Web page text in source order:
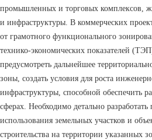
промышленных и торговых комплексов,
и инфраструктуры. В коммерческих
от грамотного функционального
технико-экономических показателей
предусмотреть дальнейшее
зоны, создать условия для роста
инфраструктуры, способной обеспечить
сферах. Необходимо детально
использования земельных участков и
строительства на территории указанных